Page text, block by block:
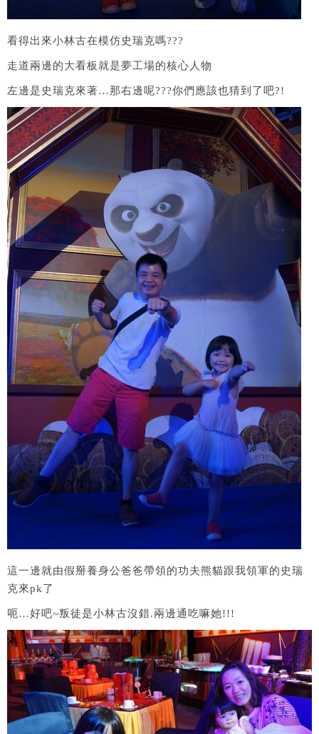
看得出來小林古在模仿史瑞克嗎???
走道兩邊的大看板就是夢工場的核心人物
左邊是史瑞克來著…那右邊呢???你們應該也猜到了吧?!
這一邊就由假掰養身公爸爸帶領的功夫熊貓跟我領軍的史瑞
克來pk了
呃…好吧~叛徒是小林古沒錯.兩邊通吃嘛她!!!